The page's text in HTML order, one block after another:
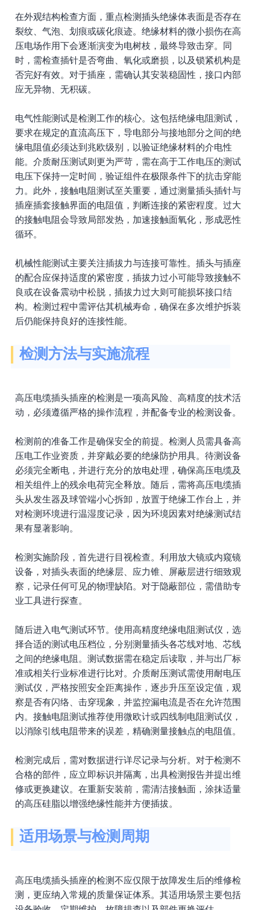
在外观结构检查方面，重点检测插头绝缘体表面是否存在
裂纹、气泡、划痕或碳化痕迹。绝缘材料的微小损伤在高
压电场作用下会逐渐演变为电树枝，最终导致击穿。同
时，需检查插针是否弯曲、氧化或磨损，以及锁紧机构是
否完好有效。对于插座，需确认其安装稳固性，接口内部
应无异物、无积碳。
电气性能测试是检测工作的核心。这包括绝缘电阻测试，
要求在规定的直流高压下，导电部分与接地部分之间的绝
缘电阻值必须达到兆欧级别，以验证绝缘材料的介电性
能。介质耐压测试则更为严苛，需在高于工作电压的测试
电压下保持一定时间，验证组件在极限条件下的抗击穿能
力。此外，接触电阻测试至关重要，通过测量插头插针与
插座插套接触界面的电阻值，判断连接的紧密程度。过大
的接触电阻会导致局部发热，加速接触面氧化，形成恶性
循环。
机械性能测试主要关注插拔力与连接可靠性。插头与插座
的配合应保持适度的紧密度，插拔力过小可能导致接触不
良或在设备震动中松脱，插拔力过大则可能损坏接口结
构。检测过程中需评估其机械寿命，确保在多次维护拆装
后仍能保持良好的连接性能。
检测方法与实施流程
高压电缆插头插座的检测是一项高风险、高精度的技术活
动，必须遵循严格的操作流程，并配备专业的检测设备。
检测前的准备工作是确保安全的前提。检测人员需具备高
压电工作业资质，并穿戴必要的绝缘防护用具。待测设备
必须完全断电，并进行充分的放电处理，确保高压电缆及
相关组件上的残余电荷完全释放。随后，需将高压电缆插
头从发生器及球管端小心拆卸，放置于绝缘工作台上，并
对检测环境进行温湿度记录，因为环境因素对绝缘测试结
果有显著影响。
检测实施阶段，首先进行目视检查。利用放大镜或内窥镜
设备，对插头表面的绝缘层、应力锥、屏蔽层进行细致观
察，记录任何可见的物理缺陷。对于隐蔽部位，需借助专
业工具进行探查。
随后进入电气测试环节。使用高精度绝缘电阻测试仪，选
择合适的测试电压档位，分别测量插头各芯线对地、芯线
之间的绝缘电阻。测试数据需在稳定后读取，并与出厂标
准或相关行业标准进行比对。介质耐压测试需使用耐电压
测试仪，严格按照安全距离操作，逐步升压至设定值，观
察是否有闪络、击穿现象，并监控漏电流是否在允许范围
内。接触电阻测试推荐使用微欧计或四线制电阻测试仪，
以消除引线电阻带来的误差，精确测量接触点的电阻值。
检测完成后，需对数据进行详尽记录与分析。对于检测不
合格的部件，应立即标识并隔离，出具检测报告并提出维
修或更换建议。在重新安装前，需清洁接触面，涂抹适量
的高压硅脂以增强绝缘性能并方便插拔。
适用场景与检测周期
高压电缆插头插座的检测不应仅限于故障发生后的维修检
测，更应纳入常规的质量保证体系。其适用场景主要包括